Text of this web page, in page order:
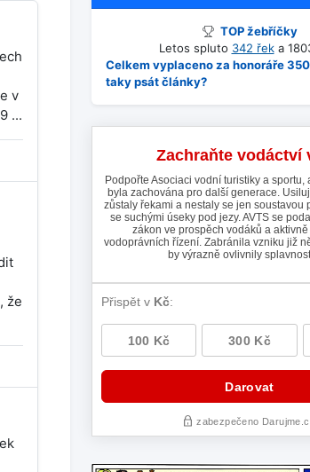
v
...
že
TOP žebříčky
Letos spluto 342 řeka
Celkem vyplaceno za honoráře
taky psát články?